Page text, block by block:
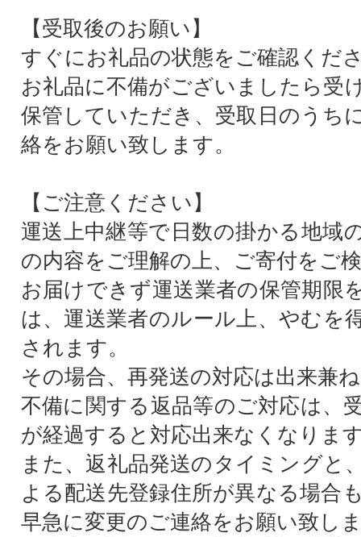
【受取後のお願い】
すぐにお礼品の状態をご確認くだ
お礼品に不備がございましたら受
保管していただき、受取日のうち
絡をお願い致します。
【ご注意ください】
運送上中継等で日数の掛かる地域
の内容をご理解の上、ご寄付をご
お届けできず運送業者の保管期限
は、運送業者のルール上、やむを
されます。
その場合、再発送の対応は出来兼
不備に関する返品等のご対応は、
が経過すると対応出来なくなりま
また、返礼品発送のタイミングと
よる配送先登録住所が異なる場合
早急に変更のご連絡をお願い致し